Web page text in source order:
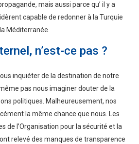
mais aussi parce qu’ il y a
capable de redonner à la Turquie
Méditerranée.
n’est-ce pas ?
inquiéter de la destination de notre
pas nous imaginer douter de la
politiques. Malheureusement, nos
la même chance que nous. Les
de l’Organisation pour la sécurité et la
relevé des manques de transparence